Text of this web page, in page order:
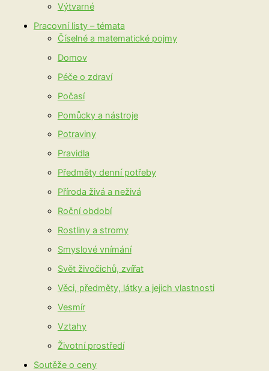
Výtvarné
Pracovní listy – témata
Číselné a matematické pojmy
Domov
Péče o zdraví
Počasí
Pomůcky a nástroje
Potraviny
Pravidla
Předměty denní potřeby
Příroda živá a neživá
Roční období
Rostliny a stromy
Smyslové vnímání
Svět živočichů, zvířat
Věci, předměty, látky a jejich vlastnosti
Vesmír
Vztahy
Životní prostředí
Soutěže o ceny